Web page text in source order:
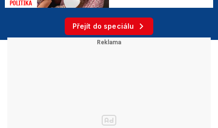
POLITIKA
Přejít do speciálu